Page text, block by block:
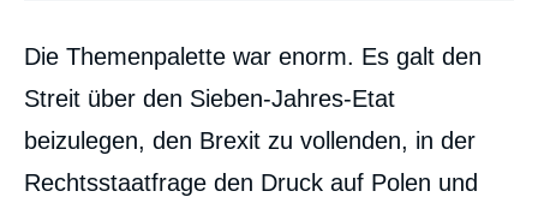
Corps
analyses
Die Themenpalette war enorm. Es galt den
Streit über den Sieben-Jahres-Etat
beizulegen, den Brexit zu vollenden, in der
Rechtsstaatfrage den Druck auf Polen und